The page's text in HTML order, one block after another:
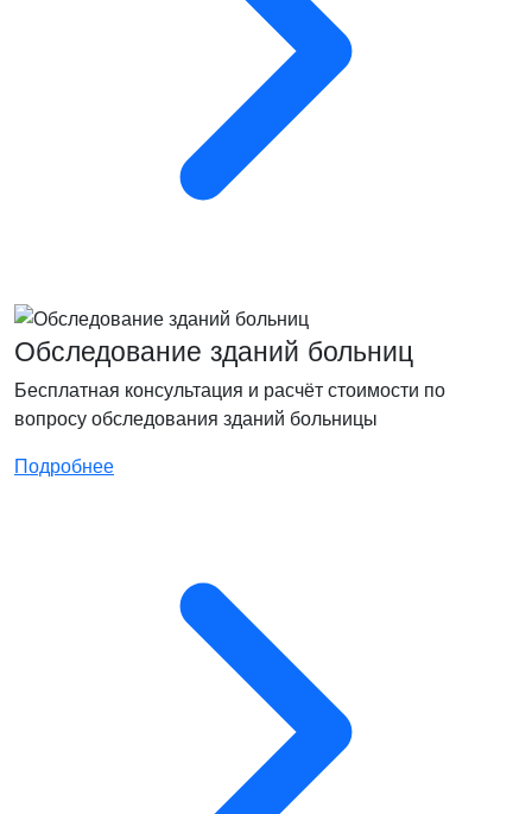
Обследование зданий больниц
Бесплатная консультация и расчёт стоимости по
вопросу обследования зданий больницы
Подробнее